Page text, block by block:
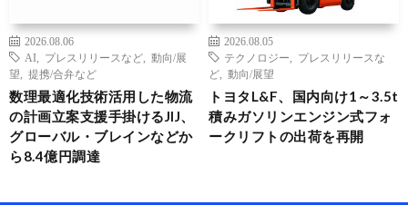
2026.08.06
AI
プレスリリースなど
動向/展
望
提携/合弁など
数理最適化技術活用した物流
の計画立案支援手掛けるJIJ、
グローバル・ブレインなどか
ら8.4億円調達
2026.08.05
テクノロジー
プレスリリースな
ど
動向/展望
トヨタL&F、国内向け1～3.5t
積みガソリンエンジン式フォ
ークリフトの出荷を再開